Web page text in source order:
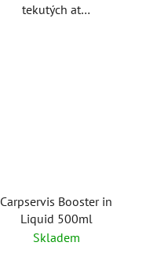
tekutých at…
Carpservis Booster in
Liquid 500ml
Skladem